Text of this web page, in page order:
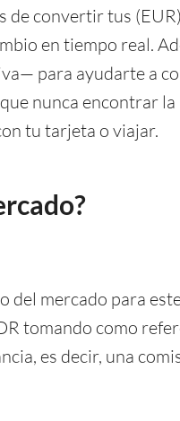
de convertir tus
en tiempo real.
para ayudarte a
nunca encontrar
tu tarjeta o viajar.
del mercado para
tomando como
es decir, una